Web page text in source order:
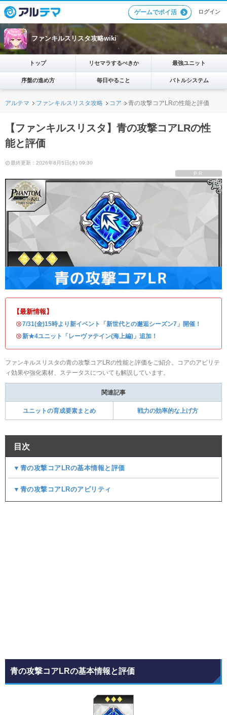
ゲームでポイ活 ログイン
ファンキルスリスタ攻略wiki
トップ リセマラするべきか 最強ユニット
序盤の進め方 毎日やること バトルシステム
アルテマ ファンキルスリスタ攻略 コア 青の攻撃コアLRの性能と評価
【ファンキルスリスタ】青の攻撃コアLRの性
能と評価
最終更新：2026年8月5日(水) 09:30
PR
【最新情報】
・7/31(金)15時より新イベント「新世代との邂逅シーズン7」開催！
・新★4ユニット「レーヴァテイン(海上編)」追加！
ファンキルスリスタの青の攻撃コアLRの性能と評価をご紹介。コアのアビリテ
ィ効果や強化素材、ステータスについても解説しています。
関連記事
ユニットの育成要素まとめ 戦力の効率的な上げ方
目次
▼青の攻撃コアLRの基本情報と評価
▼青の攻撃コアLRのアビリティ
青の攻撃コアLRの基本情報と評価